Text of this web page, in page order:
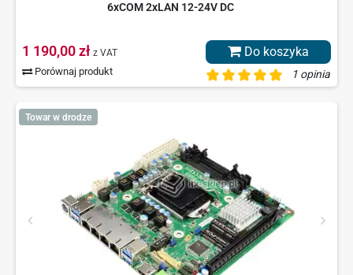
1 opinia
6xCOM 2xLAN 12-24V DC
1 190,00 zł z VAT
Porównaj produkt
Do koszyka
Towar w drodze